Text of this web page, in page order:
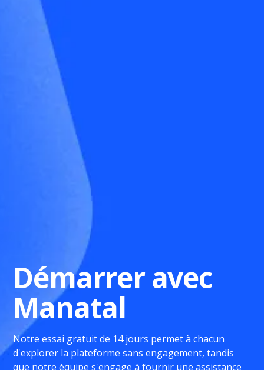
Démarrer avec
Manatal
Notre essai gratuit de 14 jours permet à chacun
d'explorer la plateforme sans engagement, tandis
que notre équipe s'engage à fournir une assistance